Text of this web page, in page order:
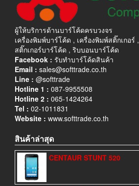
ผู้ให้บริการด้านบาร์โค้ดครบวงจร
เครื่องพิมพ์บาร์โค้ด , เครื่องพิมพ์สติ๊กเกอร์ ,
สติ๊กเกอร์บาร์โค้ด , ริบบอนบาร์โค้ด
Facebook : รับทำบาร์โค้ดสินค้า
Email : sales@softtrade.co.th
Line : @softtrade
Hotline 1 : 087-9955508
Hotline 2 : 065-1424264
Tel : 02-1011831
Website : www.softtrade.co.th
สินค้าล่าสุด
CENTAUR STUNT 520